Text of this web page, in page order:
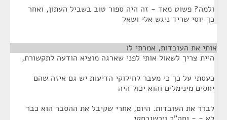
ולמה? פשוט מאד - זה היה ספור טוב בשביל העתון, ואחר
כך יוסי שריד ניגש אלי ושאל
אותי את העובדות, אמרתי לו
היית צריך לשאול אותי לפני שארגה מוציא הודעה לתקשורת,
כעסתי על כך כי מעבר לחילוקי הדיעות יש גם איזה שהם
יחסים מינימלים והוא יכול היה
לברר את העובדות. היום, אחרי שקיבל את ההסבר הוא כבר